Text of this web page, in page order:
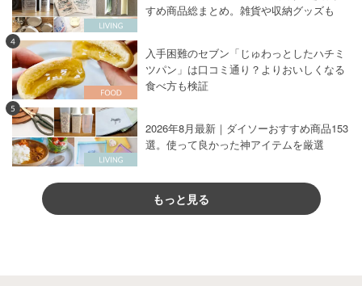
すめ商品総まとめ。雑貨や収納グッズも
4
入手困難のセブン「じゅわっとしたハチミ
ツパン」は口コミ通り？よりおいしくなる
食べ方も検証
5
2026年8月最新｜ダイソーおすすめ商品153
選。使って良かった神アイテムを厳選
もっと見る